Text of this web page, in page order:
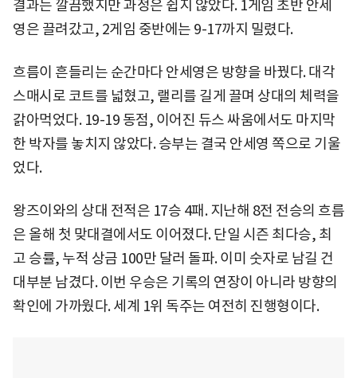
결과는 깔끔했지만 과정은 쉽지 않았다. 1게임 초반 안세
영은 끌려갔고, 2게임 중반에는 9-17까지 밀렸다.
흐름이 흔들리는 순간마다 안세영은 방향을 바꿨다. 대각
스매시로 코트를 넓혔고, 랠리를 길게 끌며 상대의 체력을
갉아먹었다. 19-19 동점, 이어진 듀스 싸움에서도 마지막
한 박자를 놓치지 않았다. 승부는 결국 안세영 쪽으로 기울
었다.
왕즈이와의 상대 전적은 17승 4패. 지난해 8전 전승의 흐름
은 올해 첫 맞대결에서도 이어졌다. 단일 시즌 최다승, 최
고 승률, 누적 상금 100만 달러 돌파. 이미 숫자로 남길 건
대부분 남겼다. 이번 우승은 기록의 연장이 아니라 방향의
확인에 가까웠다. 세계 1위 독주는 여전히 진행형이다.